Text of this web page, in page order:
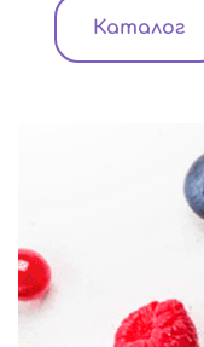
Каталог